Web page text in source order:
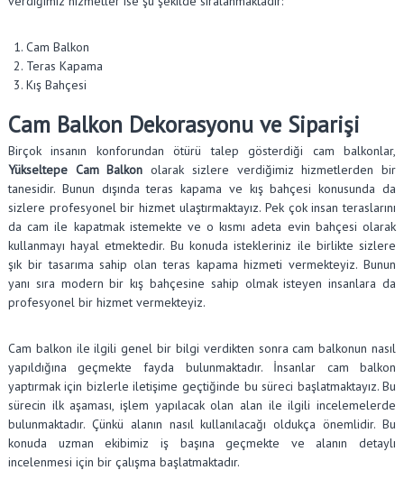
Cam Balkon
Teras Kapama
Kış Bahçesi
Cam Balkon Dekorasyonu ve Siparişi
Birçok insanın konforundan ötürü talep gösterdiği cam balkonlar,
Yükseltepe Cam Balkon olarak sizlere verdiğimiz hizmetlerden bir
tanesidir. Bunun dışında teras kapama ve kış bahçesi konusunda da
sizlere profesyonel bir hizmet ulaştırmaktayız. Pek çok insan teraslarını
da cam ile kapatmak istemekte ve o kısmı adeta evin bahçesi olarak
kullanmayı hayal etmektedir. Bu konuda istekleriniz ile birlikte sizlere
şık bir tasarıma sahip olan teras kapama hizmeti vermekteyiz. Bunun
yanı sıra modern bir kış bahçesine sahip olmak isteyen insanlara da
profesyonel bir hizmet vermekteyiz.
Cam balkon ile ilgili genel bir bilgi verdikten sonra cam balkonun nasıl
yapıldığına geçmekte fayda bulunmaktadır. İnsanlar cam balkon
yaptırmak için bizlerle iletişime geçtiğinde bu süreci başlatmaktayız. Bu
sürecin ilk aşaması, işlem yapılacak olan alan ile ilgili incelemelerde
bulunmaktadır. Çünkü alanın nasıl kullanılacağı oldukça önemlidir. Bu
konuda uzman ekibimiz iş başına geçmekte ve alanın detaylı
incelenmesi için bir çalışma başlatmaktadır.